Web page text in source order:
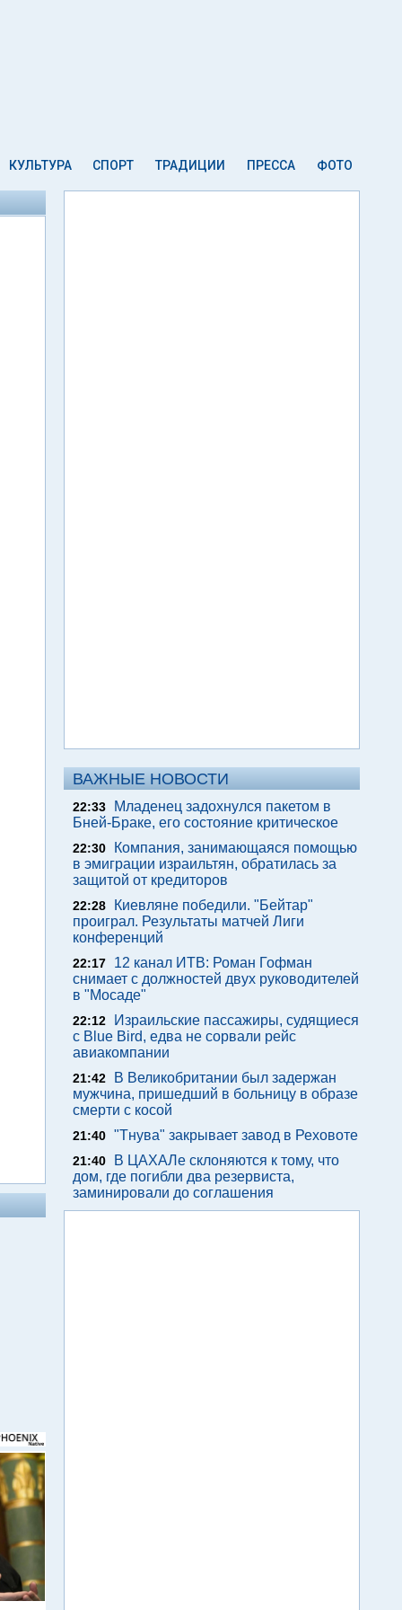
КУЛЬТУРА СПОРТ ТРАДИЦИИ ПРЕССА ФОТО
ВАЖНЫЕ НОВОСТИ
22:33
Младенец задохнулся пакетом в
Бней-Браке, его состояние критическое
22:30
Компания, занимающаяся помощью
в эмиграции израильтян, обратилась за
защитой от кредиторов
22:28
Киевляне победили. "Бейтар"
проиграл. Результаты матчей Лиги
конференций
22:17
12 канал ИТВ: Роман Гофман
снимает с должностей двух руководителей
в "Мосаде"
22:12
Израильские пассажиры, судящиеся
с Blue Bird, едва не сорвали рейс
авиакомпании
21:42
В Великобритании был задержан
мужчина, пришедший в больницу в образе
смерти с косой
21:40 "Тнува" закрывает завод в Реховоте
21:40
В ЦАХАЛе склоняются к тому, что
дом, где погибли два резервиста,
заминировали до соглашения